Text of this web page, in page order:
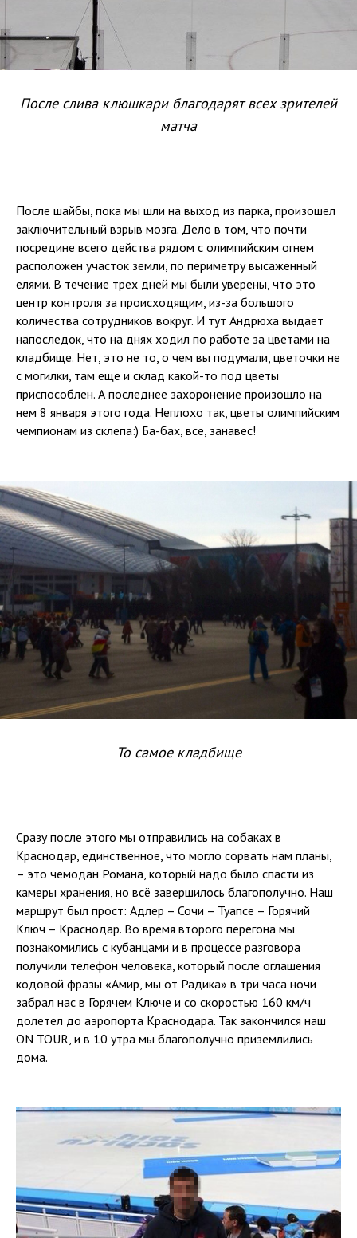
После слива клюшкари благодарят всех зрителей
матча
После шайбы, пока мы шли на выход из парка, произошел
заключительный взрыв мозга. Дело в том, что почти
посредине всего действа рядом с олимпийским огнем
расположен участок земли, по периметру высаженный
елями. В течение трех дней мы были уверены, что это
центр контроля за происходящим, из-за большого
количества сотрудников вокруг. И тут Андрюха выдает
напоследок, что на днях ходил по работе за цветами на
кладбище. Нет, это не то, о чем вы подумали, цветочки не
с могилки, там еще и склад какой-то под цветы
приспособлен. А последнее захоронение произошло на
нем 8 января этого года. Неплохо так, цветы олимпийским
чемпионам из склепа:) Ба-бах, все, занавес!
То самое кладбище
Сразу после этого мы отправились на собаках в
Краснодар, единственное, что могло сорвать нам планы,
– это чемодан Романа, который надо было спасти из
камеры хранения, но всё завершилось благополучно. Наш
маршрут был прост: Адлер – Сочи – Туапсе – Горячий
Ключ – Краснодар. Во время второго перегона мы
познакомились с кубанцами и в процессе разговора
получили телефон человека, который после оглашения
кодовой фразы «Амир, мы от Радика» в три часа ночи
забрал нас в Горячем Ключе и со скоростью 160 км/ч
долетел до аэропорта Краснодара. Так закончился наш
ON TOUR, и в 10 утра мы благополучно приземлились
дома.